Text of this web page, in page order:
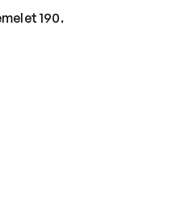
190.